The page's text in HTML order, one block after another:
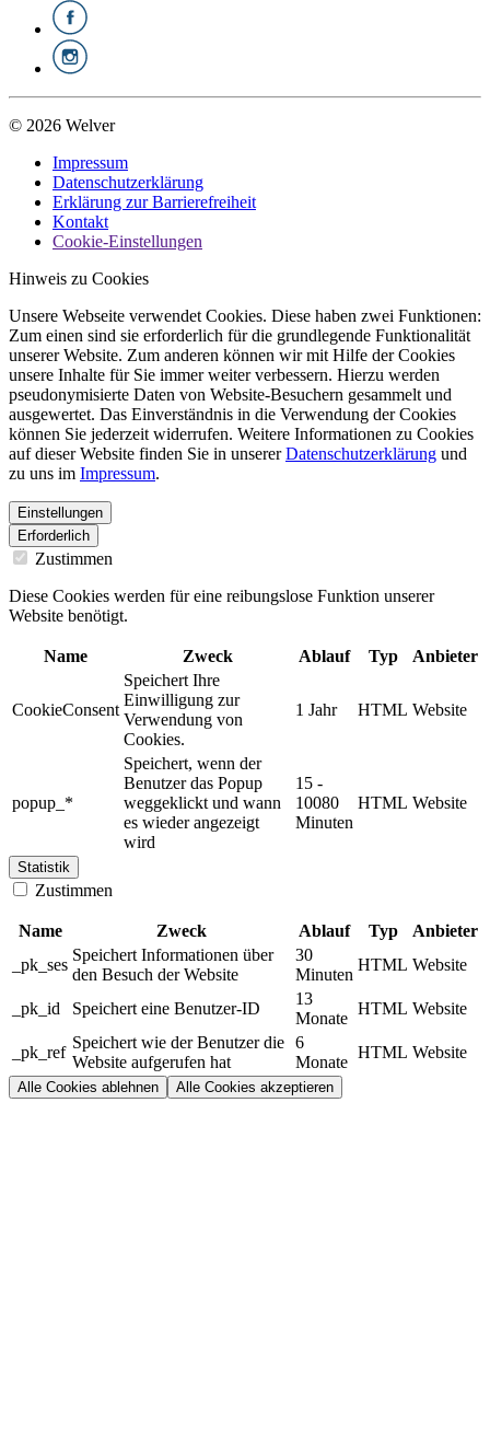
© 2026 Welver
Impressum
Datenschutzerklärung
Erklärung zur Barrierefreiheit
Kontakt
Cookie-Einstellungen
Hinweis zu Cookies
Unsere Webseite verwendet Cookies. Diese haben zwei Funktionen:
Zum einen sind sie erforderlich für die grundlegende Funktionalität
unserer Website. Zum anderen können wir mit Hilfe der Cookies
unsere Inhalte für Sie immer weiter verbessern. Hierzu werden
pseudonymisierte Daten von Website-Besuchern gesammelt und
ausgewertet. Das Einverständnis in die Verwendung der Cookies
können Sie jederzeit widerrufen. Weitere Informationen zu Cookies
auf dieser Website finden Sie in unsererDatenschutzerklärung und
zu uns im Impressum.
Einstellungen
Erforderlich
Zustimmen
Diese Cookies werden für eine reibungslose Funktion unserer
Website benötigt.
Name Zweck Ablauf Typ Anbieter
CookieConsent
Speichert Ihre
Einwilligung zur
Verwendung von
Cookies.
1 Jahr HTML Website
popup_*
Speichert, wenn der
Benutzer das Popup
weggeklickt und wann
es wieder angezeigt
wird
15 -
10080
Minuten
HTML Website
Statistik
Zustimmen
Name Zweck Ablauf Typ
Anbieter
_pk_ses
Speichert Informationen über
den Besuch der Website
30
Minuten
HTML Website
_pk_id Speichert eine Benutzer-ID
13
Monate
HTML Website
_pk_ref
Speichert wie der Benutzer die
Website aufgerufen hat
6
Monate
HTML Website
Alle Cookies ablehnen Alle Cookies akzeptieren